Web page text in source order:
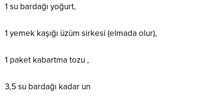
1 su bardağı yoğurt,
1 yemek kaşığı üzüm sirkesi (elmada olur),
1 paket kabartma tozu ,
3,5 su bardağı kadar un